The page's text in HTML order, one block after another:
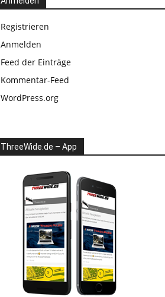
Registrieren
Anmelden
Feed der Einträge
Kommentar-Feed
WordPress.org
ThreeWide.de – App